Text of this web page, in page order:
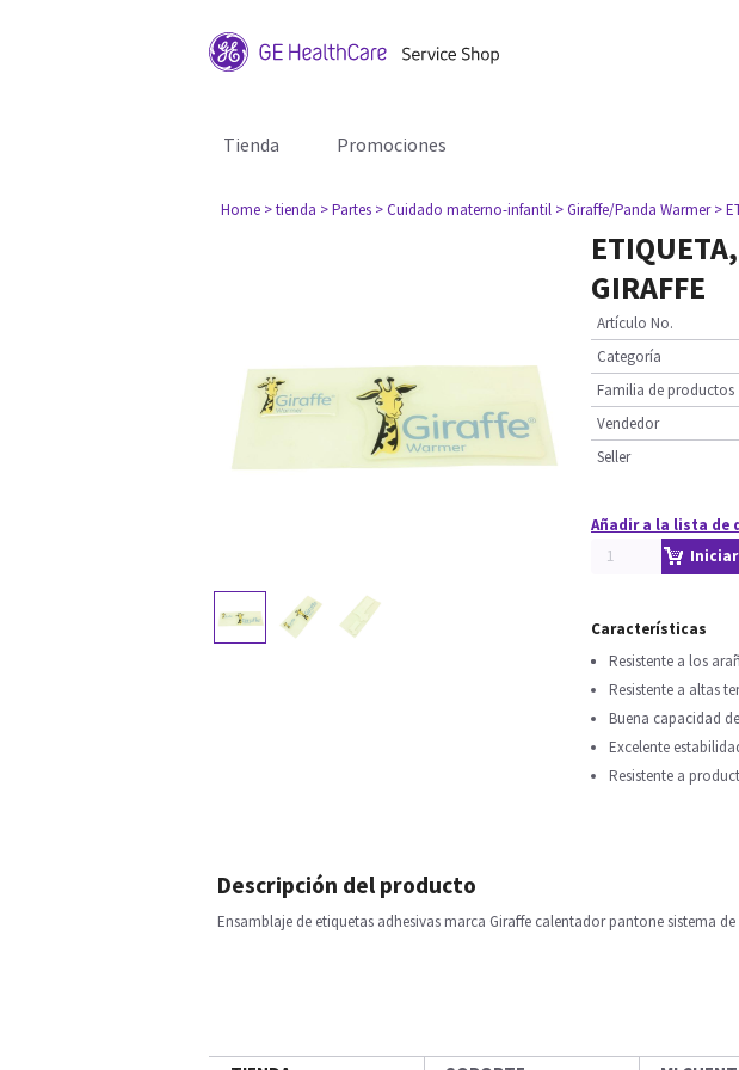
Tienda Promociones
Home > tienda > Partes > Cuidado materno-infantil > Giraffe/Panda Warmer >
GIRAFFE
Artículo No.
Categoría
Familia de productos
Vendedor
Seller
Añadir a la lista de
Características
Resistente a los
Resistente a altas
Buena capacidad
Excelente
Resistente a
Descripción del producto
Ensamblaje de etiquetas adhesivas marca Giraffe calentador pantone sistema